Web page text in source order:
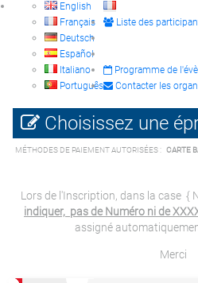
English
Français
Deutsch
Español
Italiano
Português
Liste des
Programme de
Contacter les
Choisissez une
MÉTHODES DE PAIEMENT AUTORISÉES : CARTE
Lors de l'Inscription, dans la case {
indiquer, pas de Numéro ni de
assigné
Merci